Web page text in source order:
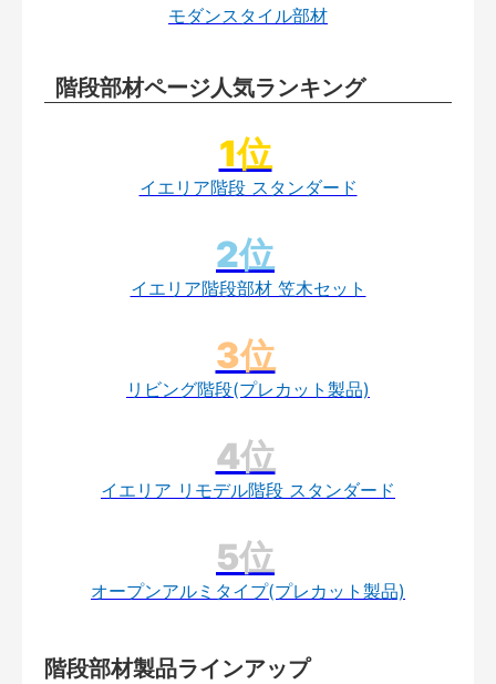
モダンスタイル部材
階段部材ページ人気ランキング
イエリア階段 スタンダード
イエリア階段部材 笠木セット
リビング階段(プレカット製品)
イエリア リモデル階段 スタンダード
オープンアルミタイプ(プレカット製品)
階段部材製品ラインアップ